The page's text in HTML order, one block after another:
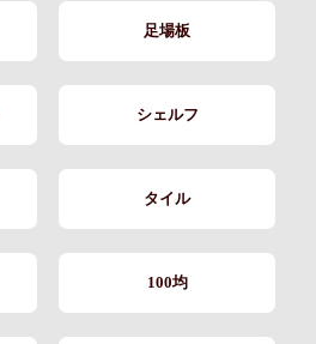
足場板
シェルフ
タイル
100均